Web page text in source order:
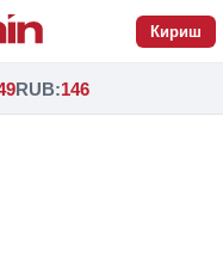
Кириш
RUB:146